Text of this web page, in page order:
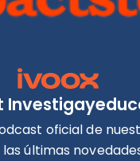
oficial de
últimas